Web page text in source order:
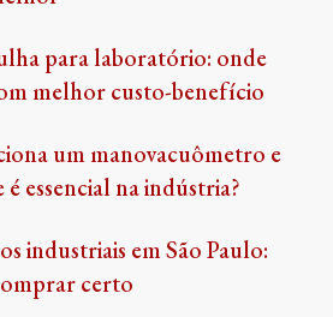
para laboratório: onde
melhor custo-benefício
um manovacuômetro e
essencial na indústria?
industriais em São Paulo:
certo